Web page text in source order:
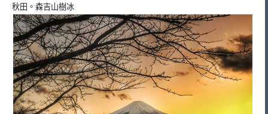
秋田。森吉山樹冰